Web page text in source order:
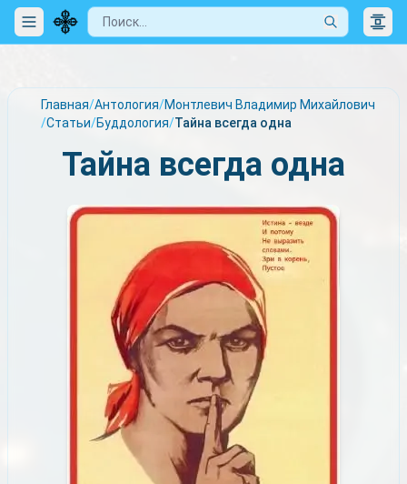
Главная/Антология/Монтлевич Владимир Михайлович
/Статьи/Буддология/Тайна всегда одна
Тайна всегда одна